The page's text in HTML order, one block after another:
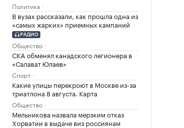
Политика
В вузах рассказали, как прошла одна из
«самых жарких» приемных кампаний
РАДИО
Общество
СКА обменял канадского легионера в
«Салават Юлаев»
Спорт
Какие улицы перекроют в Москве из-за
триатлона 8 августа. Карта
Общество
Мельникова назвала мерзким отказ
Хорватии в выдаче виз россиянам